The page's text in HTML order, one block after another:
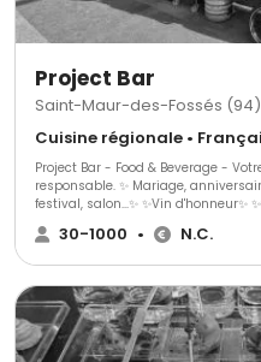
Project Bar
Saint-Maur-des-Fossés (94)
Cuisine régionale •
Project Bar - Food & Beverage -
responsable. ✨ Mariage,
festival, salon...✨ ✨Vin d'honneur✨
Des boissons rafraîchissantes, des
engagement envers
30-1000 • N.C.